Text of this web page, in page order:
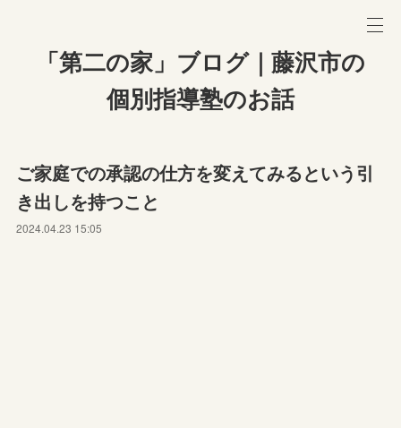
「第二の家」ブログ｜藤沢市の
個別指導塾のお話
ご家庭での承認の仕方を変えてみるという引
き出しを持つこと
2024.04.23 15:05